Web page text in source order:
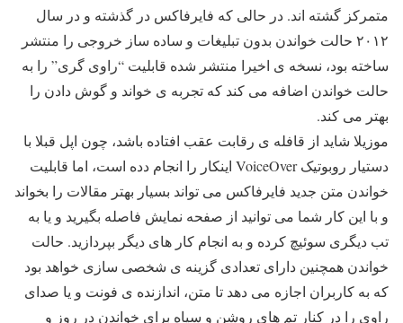
متمرکز گشته اند. در حالی که فایرفاکس در گذشته و در سال
۲۰۱۲ حالت خواندن بدون تبلیغات و ساده ساز خروجی را منتشر
ساخته بود، نسخه ی اخیرا منتشر شده قابلیت “راوی گری” را به
حالت خواندن اضافه می کند که تجربه ی خواند و گوش دادن را
بهتر می کند.
موزیلا شاید از قافله ی رقابت عقب افتاده باشد، چون اپل قبلا با
دستیار روبوتیک VoiceOver اینکار را انجام دده است، اما قابلیت
خواندن متن جدید فایرفاکس می تواند بسیار بهتر مقالات را بخواند
و با این کار شما می توانید از صفحه نمایش فاصله بگیرید و یا به
تب دیگری سوئیچ کرده و به انجام کار های دیگر بپردازید. حالت
خواندن همچنین دارای تعدادی گزینه ی شخصی سازی خواهد بود
که به کاربران اجازه می دهد تا متن، اندازنده ی فونت و یا صدای
راوی را در کنار تم های روشن و سیاه برای خواندن در روز و